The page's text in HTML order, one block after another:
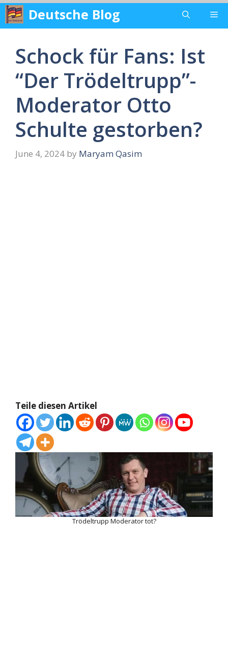
Skip
content
Deutsche Blog
Schock für Fans: Ist
“Der Trödeltrupp”-
Moderator Otto
Schulte gestorben?
June 4, 2024 by Maryam Qasim
Teile diesen Artikel
Trödeltrupp Moderator tot?